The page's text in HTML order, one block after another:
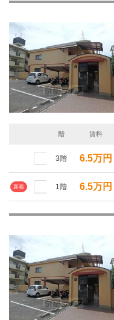
階 賃料
3階 6.5万円
新着 1階 6.5万円